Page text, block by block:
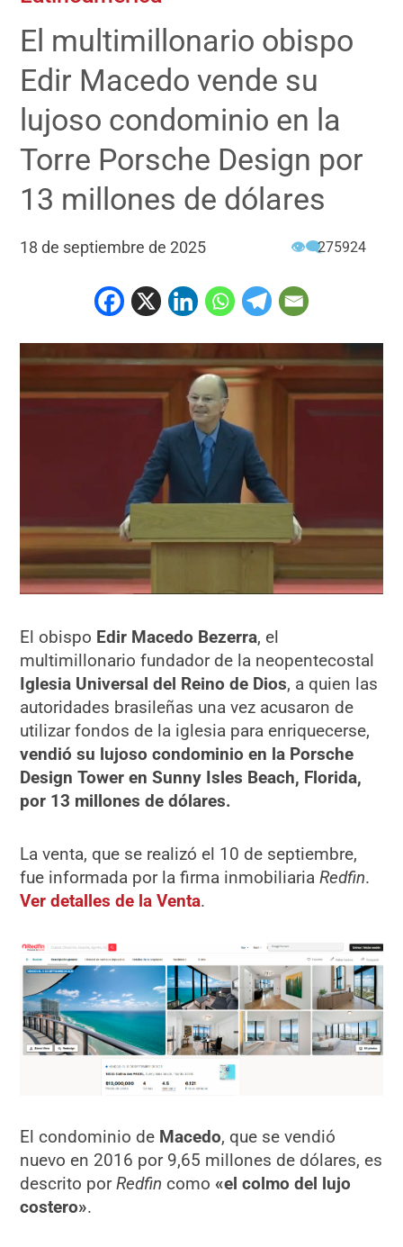
El multimillonario obispo
Edir Macedo vende su
lujoso condominio en la
Torre Porsche Design por
13 millones de dólares
18 de septiembre de 2025 👁‍🗨275924
El obispo Edir Macedo Bezerra, el
multimillonario fundador de la neopentecostal
Iglesia Universal del Reino de Dios, a quien las
autoridades brasileñas una vez acusaron de
utilizar fondos de la iglesia para enriquecerse,
vendió su lujoso condominio en la Porsche
Design Tower en Sunny Isles Beach, Florida,
por 13 millones de dólares.
La venta, que se realizó el 10 de septiembre,
fue informada por la firma inmobiliariaRedfin.
Ver detalles de la Venta.
El condominio de Macedo, que se vendió
nuevo en 2016 por 9,65 millones de dólares, es
descrito porRedfin como «el colmo del lujo
costero».